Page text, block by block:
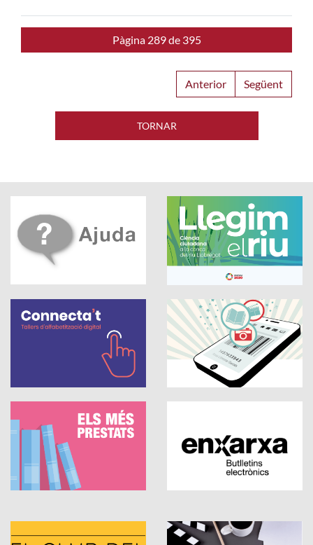
Pàgina 289 de 395
Anterior Següent
TORNAR